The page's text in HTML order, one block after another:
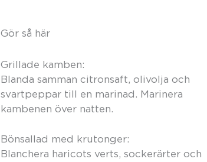
Gör så här
Grillade kamben:
Blanda samman citronsaft, olivolja och
svartpeppar till en marinad. Marinera
kambenen över natten.
Bönsallad med krutonger:
Blanchera haricots verts, sockerärter och